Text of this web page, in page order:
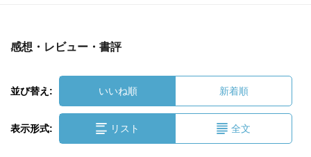
感想・レビュー・書評
並び替え: いいね順 新着順
表示形式: リスト 全文